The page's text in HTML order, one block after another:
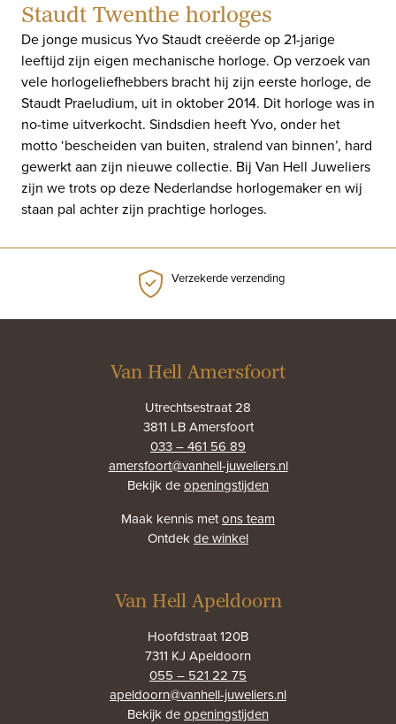
Staudt Twenthe horloges
De jonge musicus Yvo Staudt creëerde op 21-jarige
leeftijd zijn eigen mechanische horloge. Op verzoek van
vele horlogeliefhebbers bracht hij zijn eerste horloge, de
Staudt Praeludium, uit in oktober 2014. Dit horloge was in
no-time uitverkocht. Sindsdien heeft Yvo, onder het
motto ‘bescheiden van buiten, stralend van binnen’, hard
gewerkt aan zijn nieuwe collectie. Bij Van Hell Juweliers
zijn we trots op deze Nederlandse horlogemaker en wij
staan pal achter zijn prachtige horloges.
Verzekerde verzending
Van Hell Amersfoort
Utrechtsestraat 28
3811 LB Amersfoort
033 – 461 56 89
amersfoort@vanhell-juweliers.nl
Bekijk deopeningstijden
Maak kennis metons team
Ontdekde winkel
Van Hell Apeldoorn
Hoofdstraat 120B
7311 KJ Apeldoorn
055 – 521 22 75
apeldoorn@vanhell-juweliers.nl
Bekijk deopeningstijden